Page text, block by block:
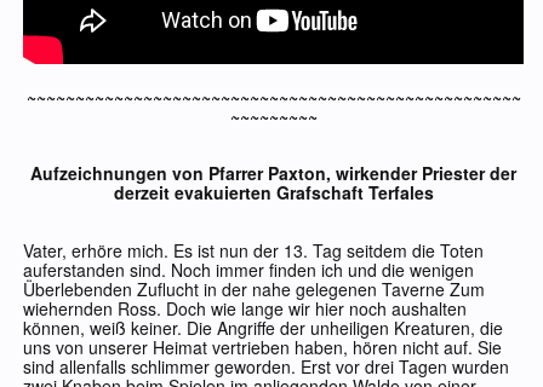
~~~~~~~~~~~~~~~~~~~~~~~~~~~~~~~~~~~~~~~~~~~~~~~~~~~
~~~~~~~~~
Aufzeichnungen von Pfarrer Paxton, wirkender Priester der
derzeit evakuierten Grafschaft Terfales
Vater, erhöre mich. Es ist nun der 13. Tag seitdem die Toten
auferstanden sind. Noch immer finden ich und die wenigen
Überlebenden Zuflucht in der nahe gelegenen Taverne Zum
wiehernden Ross. Doch wie lange wir hier noch aushalten
können, weiß keiner. Die Angriffe der unheiligen Kreaturen, die
uns von unserer Heimat vertrieben haben, hören nicht auf. Sie
sind allenfalls schlimmer geworden. Erst vor drei Tagen wurden